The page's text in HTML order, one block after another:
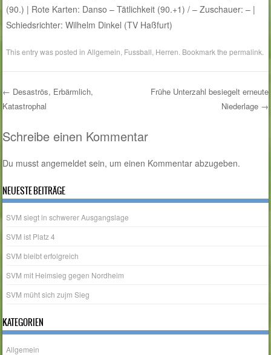
(90.) | Rote Karten: Danso – Tätlichkeit (90.+1) / – Zuschauer: – |
Schiedsrichter: Wilhelm Dinkel (TV Haßfurt)
This entry was posted inAllgemein Fussball Herren . Bookmark thepermalink
Post navigation
← Desaströs, Erbärmlich,
Katastrophal
Frühe Unterzahl besiegelt erneute
Niederlage →
Schreibe einen Kommentar
Du musstangemeldet sein, um einen Kommentar abzugeben.
NEUESTE BEITRÄGE
SVM siegt in schwerer Ausgangslage
SVM ist Platz 4
SVM bleibt erfolgreich
SVM mit Heimsieg gegen Nordheim
SVM müht sich zujm Sieg
KATEGORIEN
Allgemein